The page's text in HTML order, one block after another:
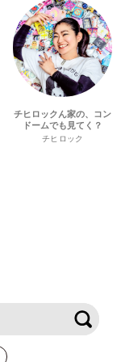
チヒロックん家の、コン
ドームでも見てく？
チヒロック